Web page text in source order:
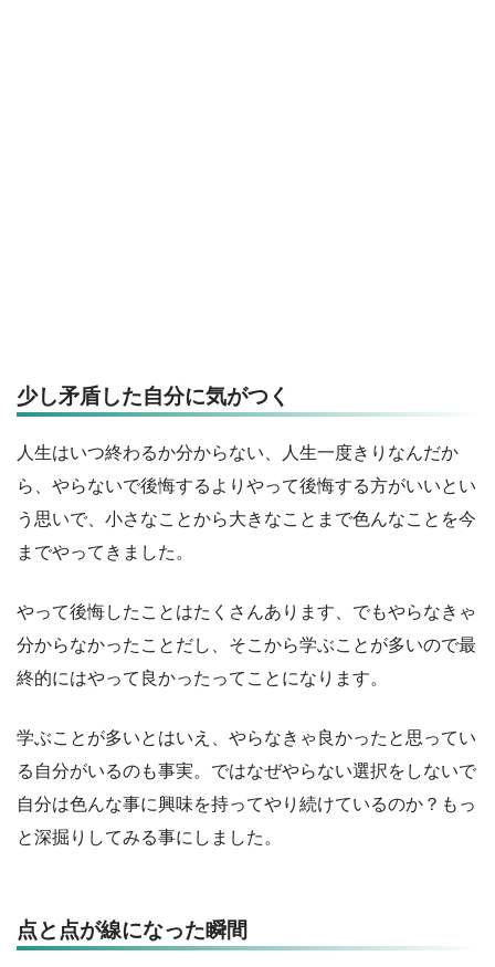
少し矛盾した自分に気がつく
人生はいつ終わるか分からない、人生一度きりなんだか
ら、やらないで後悔するよりやって後悔する方がいいとい
う思いで、小さなことから大きなことまで色んなことを今
までやってきました。
やって後悔したことはたくさんあります、でもやらなきゃ
分からなかったことだし、そこから学ぶことが多いので最
終的にはやって良かったってことになります。
学ぶことが多いとはいえ、やらなきゃ良かったと思ってい
る自分がいるのも事実。ではなぜやらない選択をしないで
自分は色んな事に興味を持ってやり続けているのか？もっ
と深掘りしてみる事にしました。
点と点が線になった瞬間